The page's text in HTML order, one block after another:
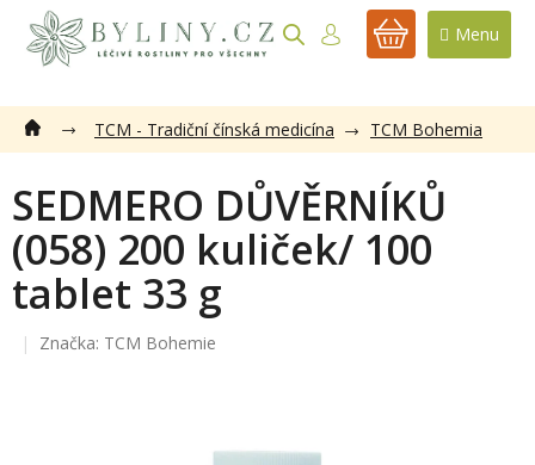
obsah
NÁKUPNÍ
TCM - Tradiční čínská medicína TCM Bohemia
SEDMERO DŮVĚRNÍKŮ
(058) 200 kuliček/ 100
tablet 33 g
Značka: TCM Bohemie